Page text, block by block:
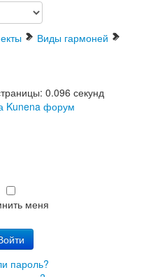
Виды гармоней
0.096 секунд
Kunena форум
меня
пароль?